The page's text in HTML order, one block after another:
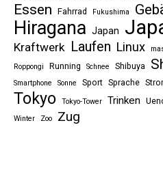
Essen Fahrrad Fukushima
Hiragana Japan
Kraftwerk Laufen Linux
Roppongi
Running Schnee Shibuya
Smartphone Sonne Sport Sprache
Tokyo Tokyo-Tower Trinken
Winter Zoo Zug